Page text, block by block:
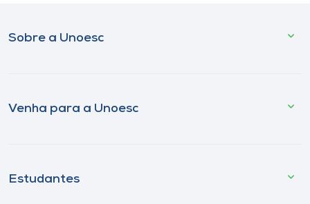
Sobre a Unoesc
Venha para a Unoesc
Estudantes